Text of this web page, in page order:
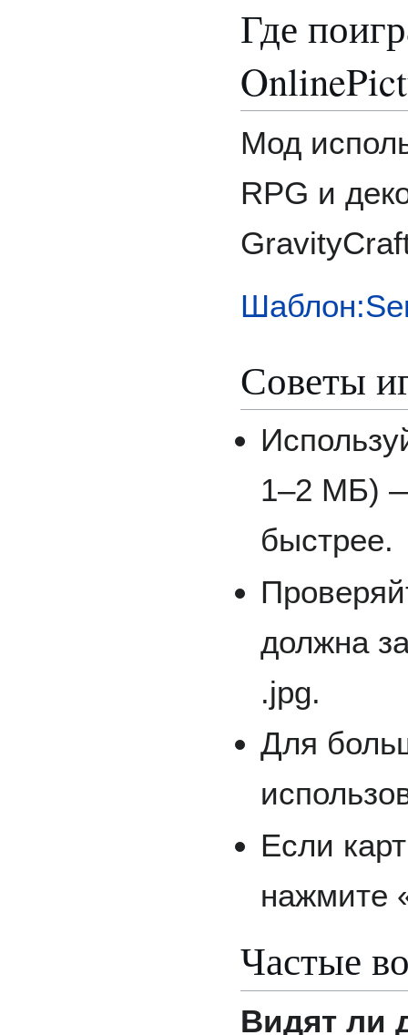
Где
Мод
RPG и
Советы
1–2 МБ)
быстрее.
должна
.jpg.
Для
Если
нажмите
Частые
Видят ли